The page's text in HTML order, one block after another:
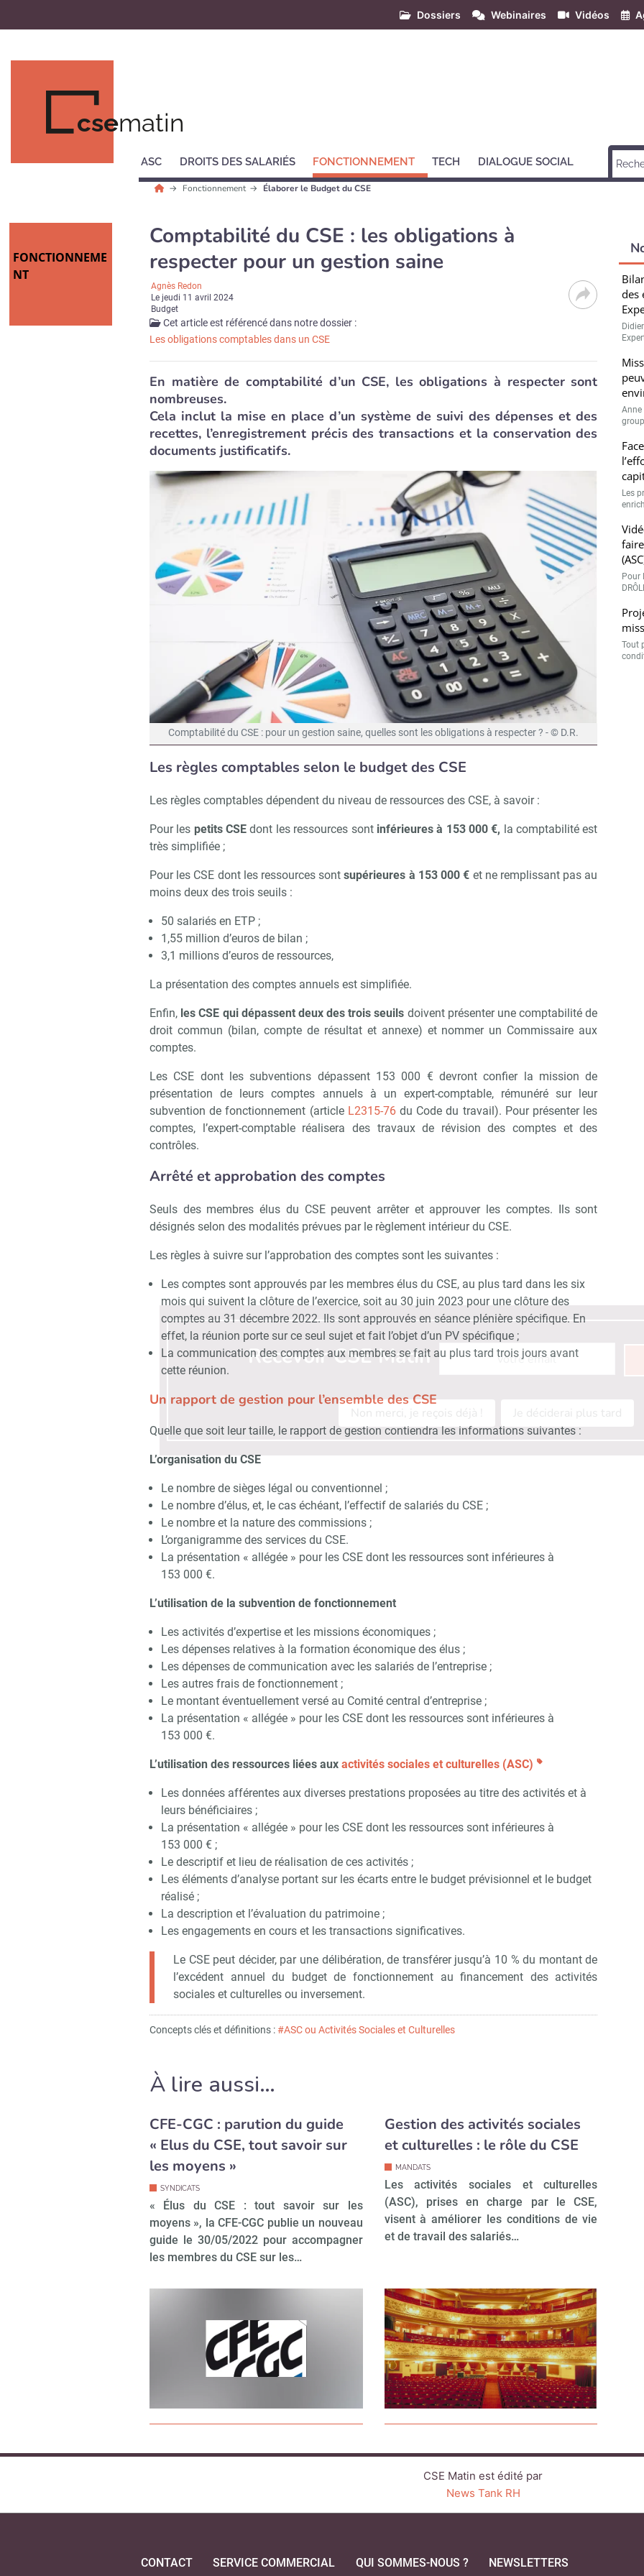
Dossiers Webinaires Vidéos
csematin
ASC DROITS DES SALARIÉS FONCTIONNEMENT TECH DIALOGUE SOCIAL
Fonctionnement Élaborer le Budget du CSE
FONCTIONNEME
NT
Comptabilité du CSE : les obligations à
respecter pour un gestion saine
Agnès Redon
Lejeudi 11 avril 2024
Budget
Cet article est référencé dans notre dossier :
Les obligations comptables dans un CSE
En matière de comptabilité d’un CSE, les obligations à respecter sont
nombreuses.
Cela inclut la mise en place d’un système de suivi des dépenses et des
recettes, l’enregistrement précis des transactions et la conservation des
documents justificatifs.
Comptabilité du CSE : pour un gestion saine, quelles sont les obligations à respecter ? - © D.R.
Les règles comptables selon le budget des CSE
Les règles comptables dépendent du niveau de ressources des CSE, à savoir :
Pour les petits CSEdont les ressources sont inférieures à 153 000 €, la comptabilité est
très simplifiée ;
Pour les CSE dont les ressources sontsupérieures à 153 000 € et ne remplissant pas au
moins deux des trois seuils :
50 salariés en ETP ;
1,55 million d’euros de bilan ;
3,1 millions d’euros de ressources,
La présentation des comptes annuels est simplifiée.
Enfin, les CSE qui dépassent deux des trois seuils doivent présenter une comptabilité de
droit commun (bilan, compte de résultat et annexe) et nommer un Commissaire aux
comptes.
Les CSE dont les subventions dépassent 153 000 € devront confier la mission de
présentation de leurs comptes annuels à un expert-comptable, rémunéré sur leur
subvention de fonctionnement (article L2315-76du Code du travail). Pour présenter les
comptes, l’expert-comptable réalisera des travaux de révision des comptes et des
contrôles.
Arrêté et approbation des comptes
Seuls des membres élus du CSE peuvent arrêter et approuver les comptes. Ils sont
désignés selon des modalités prévues par le règlement intérieur du CSE.
Les règles à suivre sur l’approbation des comptes sont les suivantes :
Les comptes sont approuvés par les membres élus du CSE, au plus tard dans les six
mois qui suivent la clôture de l’exercice, soit au 30 juin 2023 pour une clôture des
comptes au 31 décembre 2022. Ils sont approuvés en séance plénière spécifique. En
effet, la réunion porte sur ce seul sujet et fait l’objet d’un PV spécifique ;
La communication des comptes aux membres se fait au plus tard trois jours avant
cette réunion.
Un rapport de gestion pour l’ensemble des CSE
Quelle que soit leur taille, le rapport de gestion contiendra les informations suivantes :
L’organisation du CSE
Le nombre de sièges légal ou conventionnel ;
Le nombre d’élus, et, le cas échéant, l’effectif de salariés du CSE ;
Le nombre et la nature des commissions ;
L’organigramme des services du CSE.
La présentation « allégée » pour les CSE dont les ressources sont inférieures à
153 000 €.
L’utilisation de la subvention de fonctionnement
Les activités d’expertise et les missions économiques ;
Les dépenses relatives à la formation économique des élus ;
Les dépenses de communication avec les salariés de l’entreprise ;
Les autres frais de fonctionnement ;
Le montant éventuellement versé au Comité central d’entreprise ;
La présentation « allégée » pour les CSE dont les ressources sont inférieures à
153 000 €.
L’utilisation des ressources liées aux activités sociales et culturelles (ASC)
Les données afférentes aux diverses prestations proposées au titre des activités et à
leurs bénéficiaires ;
La présentation « allégée » pour les CSE dont les ressources sont inférieures à
153 000 € ;
Le descriptif et lieu de réalisation de ces activités ;
Les éléments d’analyse portant sur les écarts entre le budget prévisionnel et le budget
réalisé ;
La description et l’évaluation du patrimoine ;
Les engagements en cours et les transactions significatives.
Le CSE peut décider, par une délibération, de transférer jusqu’à 10 % du montant de
l’excédent annuel du budget de fonctionnement au financement des activités
sociales et culturelles ou inversement.
Concepts clés et définitions :#ASC ou Activités Sociales et Culturelles
À lire aussi…
CFE-CGC : parution du guide
« Elus du CSE, tout savoir sur
les moyens »
SYNDICATS
« Élus du CSE : tout savoir sur les
moyens », la CFE-CGC publie un nouveau
guide le 30/05/2022 pour accompagner
les membres du CSE sur les…
Gestion des activités sociales
et culturelles : le rôle du CSE
MANDATS
Les activités sociales et culturelles
(ASC), prises en charge par le CSE,
visent à améliorer les conditions de vie
et de travail des salariés…
des
Anne
Les
Pour
Tout
Recevoir CSE Matin Abonnez-vous à notre newsletter
Non merci, je reçois déjà ! Je déciderai plus tard
CSE Matin est édité par
News Tank RH
CONTACT SERVICE COMMERCIAL QUI SOMMES-NOUS ? NEWSLETTERS